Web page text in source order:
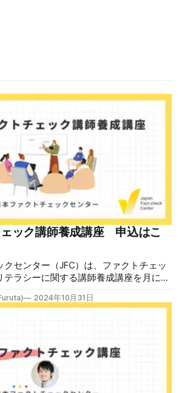
います」という英文付きの動画がXで
申し訳ないですが、動画に『韓国』と書
を謝罪するのは悪いことだと思わない」
て頭を下げるべき人はいない」など、拡
た反応も多いため検証する。 検証過
ック講師養成講座 申込はこ
クセンター（JFC）は、ファクトチェッ
テラシーに関する講師養成講座を月に1
職場などで利用可能な教材を提供しま
ンター（JFC）による講師養成講座で
オンラインで90分）を受講いただいた
された方には、教室や職場などで利用可
by Peatix : More than a
2024年10月31日